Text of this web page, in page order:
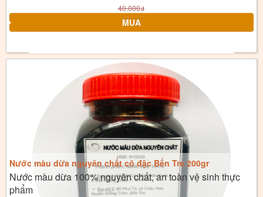
40.000đ
Nước màu dừa nguyên chất cô đặc Bến Tre 200gr
Nước màu dừa 100% nguyên chất, an toàn vệ sinh thực
phẩm